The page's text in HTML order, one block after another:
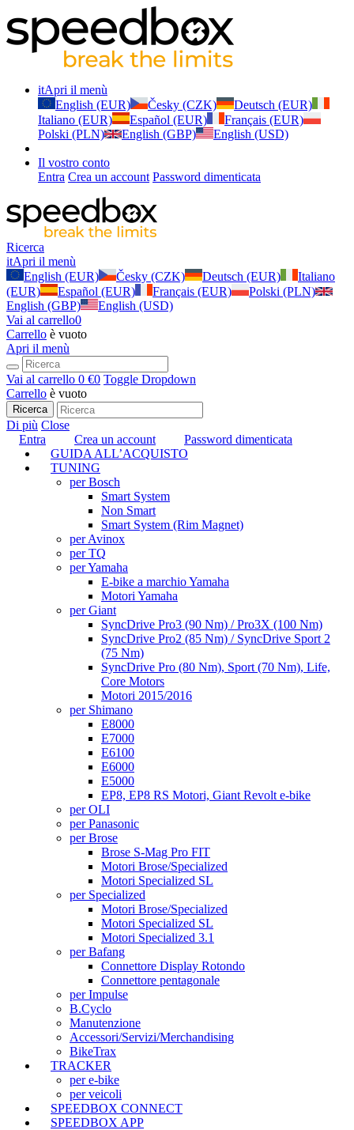
itApri il menù
English (EUR)
Česky (CZK)
Deutsch (EUR)
Italiano (EUR)
Español (EUR)
Français (EUR)
Polski (PLN)
English (GBP) English (USD)
Il vostro conto
Entra Crea un account Password dimenticata
Ricerca
itApri il menù
English (EUR)
Česky (CZK) Deutsch (EUR)
Italiano
(EUR)
Español (EUR) Français (EUR)
Polski (PLN)
English (GBP)
English (USD)
Vai al carrello0
Carrello è vuoto
Apri il menù
Vai al carrello 0 €0 Toggle Dropdown
Carrello è vuoto
Ricerca
Di più Close
Entra
Crea un account
Password dimenticata
GUIDA ALL’ACQUISTO
TUNING
per Bosch
Smart System
Non Smart
Smart System (Rim Magnet)
per Avinox
per TQ
per Yamaha
E-bike a marchio Yamaha
Motori Yamaha
per Giant
SyncDrive Pro3 (90 Nm) / Pro3X (100 Nm)
SyncDrive Pro2 (85 Nm) / SyncDrive Sport 2
(75 Nm)
SyncDrive Pro (80 Nm), Sport (70 Nm), Life,
Core Motors
Motori 2015/2016
per Shimano
E8000
E7000
E6100
E6000
E5000
EP8, EP8 RS Motori, Giant Revolt e-bike
per OLI
per Panasonic
per Brose
Brose S-Mag Pro FIT
Motori Brose/Specialized
Motori Specialized SL
per Specialized
Motori Brose/Specialized
Motori Specialized SL
Motori Specialized 3.1
per Bafang
Connettore Display Rotondo
Connettore pentagonale
per Impulse
B.Cyclo
Manutenzione
Accessori/Servizi/Merchandising
BikeTrax
TRACKER
per e-bike
per veicoli
SPEEDBOX CONNECT
SPEEDBOX APP